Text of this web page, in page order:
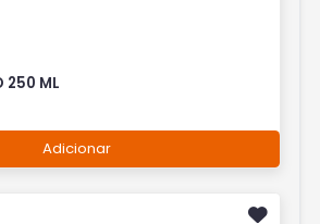
250 ML
Adicionar